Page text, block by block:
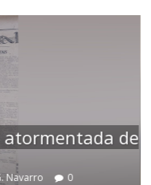
Temprano oficio
2 noviembre, 2024